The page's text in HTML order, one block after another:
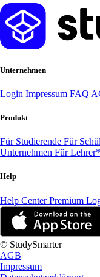
Unternehmen
Login Impressum FAQ
Produkt
Für Studierende Für
Unternehmen Für
Help
Help CenterPremium
© StudySmarter
AGB
Impressum